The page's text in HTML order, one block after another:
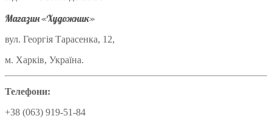
Магазин «Художник»
вул. Георгія Тарасенка, 12,
м. Харків, Україна.
Телефони:
+38 (063) 919-51-84